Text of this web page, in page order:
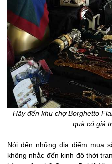
Hãy đến khu chợ Borghetto
quà có giá
Nói đến những địa điểm mua
không nhắc đến kinh đô thời